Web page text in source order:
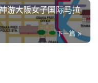
游大阪女子国际马拉
下一篇